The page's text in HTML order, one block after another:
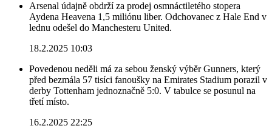
Arsenal údajně obdrží za prodej osmnáctiletého stopera
Aydena Heavena 1,5 miliónu liber. Odchovanec z Hale End v
lednu odešel do Manchesteru United.
18.2.2025 10:03
Povedenou neděli má za sebou ženský výběr Gunners, který
před bezmála 57 tisíci fanoušky na Emirates Stadium porazil v
derby Tottenham jednoznačně 5:0. V tabulce se posunul na
třetí místo.
16.2.2025 22:25